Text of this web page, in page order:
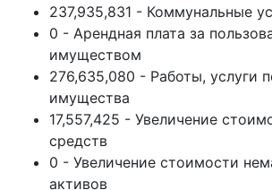
237,935,831 - Коммунальные
0 - Арендная плата за
имуществом
276,635,080 - Работы, услуги
имущества
17,557,425 - Увеличение
средств
0 - Увеличение стоимости
активов